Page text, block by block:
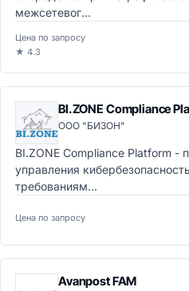
межсетевог...
Цена по запросу
★ 4.3
BI.ZONE Compliance
ООО "БИЗОН"
BI.ZONE Compliance Platform -
управления
требованиям...
Цена по запросу
Avanpost FAM